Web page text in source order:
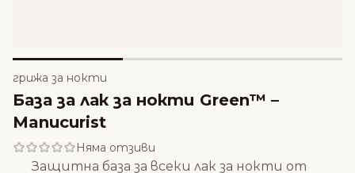
грижа за нокти
База за лак за нокти Green™ –
Manucurist
Няма отзиви
Защитна база за всеки лак за нокти от